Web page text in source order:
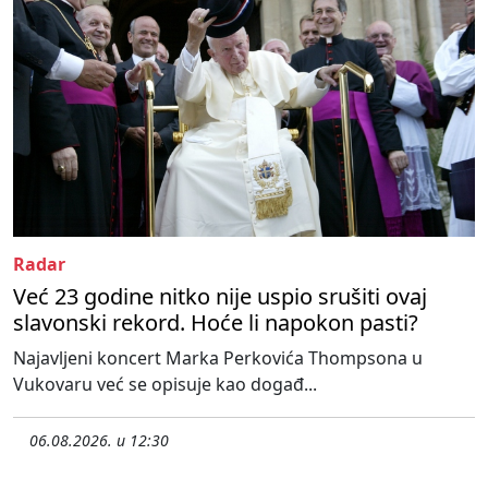
Radar
Već 23 godine nitko nije uspio srušiti ovaj
slavonski rekord. Hoće li napokon pasti?
Najavljeni koncert Marka Perkovića Thompsona u
Vukovaru već se opisuje kao događ...
06.08.2026. u 12:30